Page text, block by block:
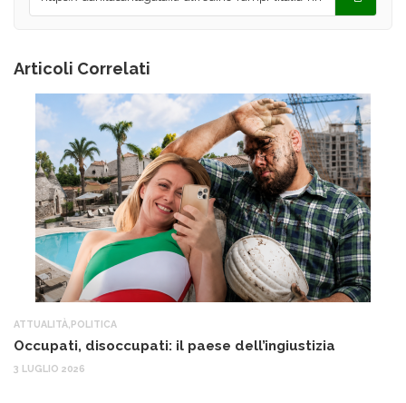
Articoli Correlati
ATTUALITÀ POLITICA
Occupati, disoccupati: il paese dell’ingiustizia
3 LUGLIO 2026